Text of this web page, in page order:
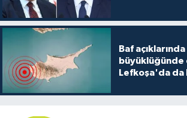
Baf
büyüklüğünde
Lefkoşa'da da